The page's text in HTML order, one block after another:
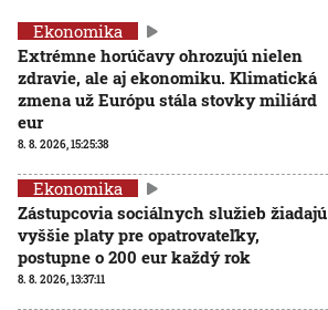
Ekonomika
Extrémne horúčavy ohrozujú nielen
zdravie, ale aj ekonomiku. Klimatická
zmena už Európu stála stovky miliárd
eur
8. 8. 2026, 15:25:38
Ekonomika
Zástupcovia sociálnych služieb žiadajú
vyššie platy pre opatrovateľky,
postupne o 200 eur každý rok
8. 8. 2026, 13:37:11